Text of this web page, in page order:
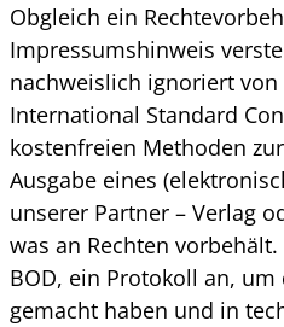
Obgleich ein
Impressumshinweis
nachweislich ignoriert
International Standard
kostenfreien Methoden
Ausgabe eines
unserer Partner – Verlag
was an Rechten
BOD, ein Protokoll an,
gemacht haben und in